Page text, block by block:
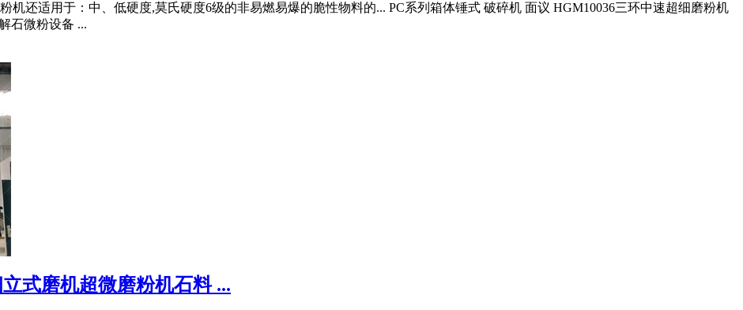
机还适用于：中、低硬度,莫氏硬度6级的非易燃易爆的脆性物料的... PC系列箱体锤式 破碎机 面议 HGM10036三环中速超细磨粉机
石微粉设备 ...
式磨机超微磨粉机石料 ...